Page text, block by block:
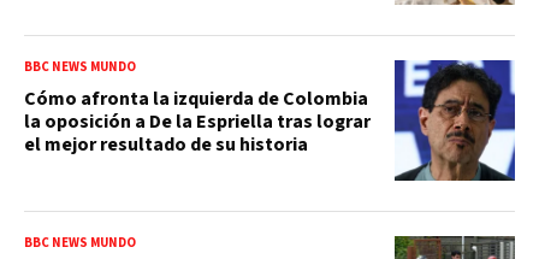
BBC NEWS MUNDO
Cómo afronta la izquierda de Colombia
la oposición a De la Espriella tras lograr
el mejor resultado de su historia
BBC NEWS MUNDO